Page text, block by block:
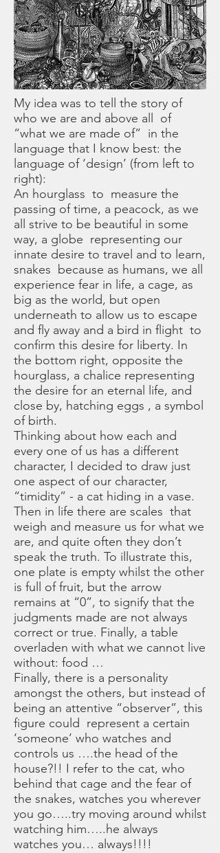
My idea was to tell the story of
who we are and above all of
“what we are made of” in the
language that I know best: the
language of ‘design’ (from left to
right):
An hourglass to measure the
passing of time, a peacock, as we
all strive to be beautiful in some
way, a globe representing our
innate desire to travel and to learn,
snakes because as humans, we all
experience fear in life, a cage, as
big as the world, but open
underneath to allow us to escape
and fly away and a bird in flight to
confirm this desire for liberty. In
the bottom right, opposite the
hourglass, a chalice representing
the desire for an eternal life, and
close by, hatching eggs , a symbol
of birth.
Thinking about how each and
every one of us has a different
character, I decided to draw just
one aspect of our character,
“timidity” - a cat hiding in a vase.
Then in life there are scales that
weigh and measure us for what we
are, and quite often they don’t
speak the truth. To illustrate this,
one plate is empty whilst the other
is full of fruit, but the arrow
remains at “0”, to signify that the
judgments made are not always
correct or true. Finally, a table
overladen with what we cannot live
without: food …
Finally, there is a personality
amongst the others, but instead of
being an attentive “observer”, this
figure could represent a certain
‘someone’ who watches and
controls us ….the head of the
house?!! I refer to the cat, who
behind that cage and the fear of
the snakes, watches you wherever
you go…..try moving around whilst
watching him…..he always
watches you… always!!!!